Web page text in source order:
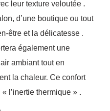
leur texture veloutée .
d’une boutique ou tout
être et la délicatesse .
également une
ambiant tout en
la chaleur. Ce confort
l’inertie thermique » .